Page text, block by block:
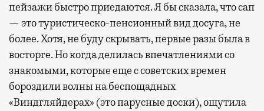
пейзажи быстро приедаются. Я бы сказала, что сап
— это туристическо-пенсионный вид досуга, не
более. Хотя, не буду скрывать, первые разы была в
восторге. Но когда делилась впечатлениями со
знакомыми, которые еще с советских времен
бороздили волны на беспощадных
«Виндгляйдерах» (это парусные доски), ощутила